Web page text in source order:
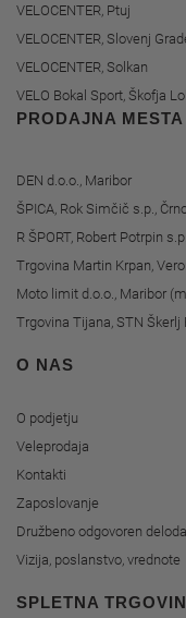
VELOCENTER, Ptuj
VELOCENTER, Slovenj
VELOCENTER, Solkan
VELO Bokal Sport, Škofja
PRODAJNA MESTA
DEN d.o.o., Maribor
ŠPICA, Rok Simčič s.p.,
R ŠPORT, Robert Potrpin
Trgovina Martin Krpan,
Moto limit d.o.o., Maribor
Trgovina Tijana, STN Škerlj
O NAS
O podjetju
Veleprodaja
Kontakti
Zaposlovanje
Družbeno odgovoren
Vizija, poslanstvo, vrednote
SPLETNA